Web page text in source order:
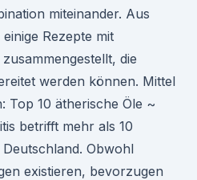
miteinander. Aus
Rezepte mit
die
werden können. Mittel
Top 10 ätherische Öle ~
betrifft mehr als 10
Obwohl
existieren, bevorzugen